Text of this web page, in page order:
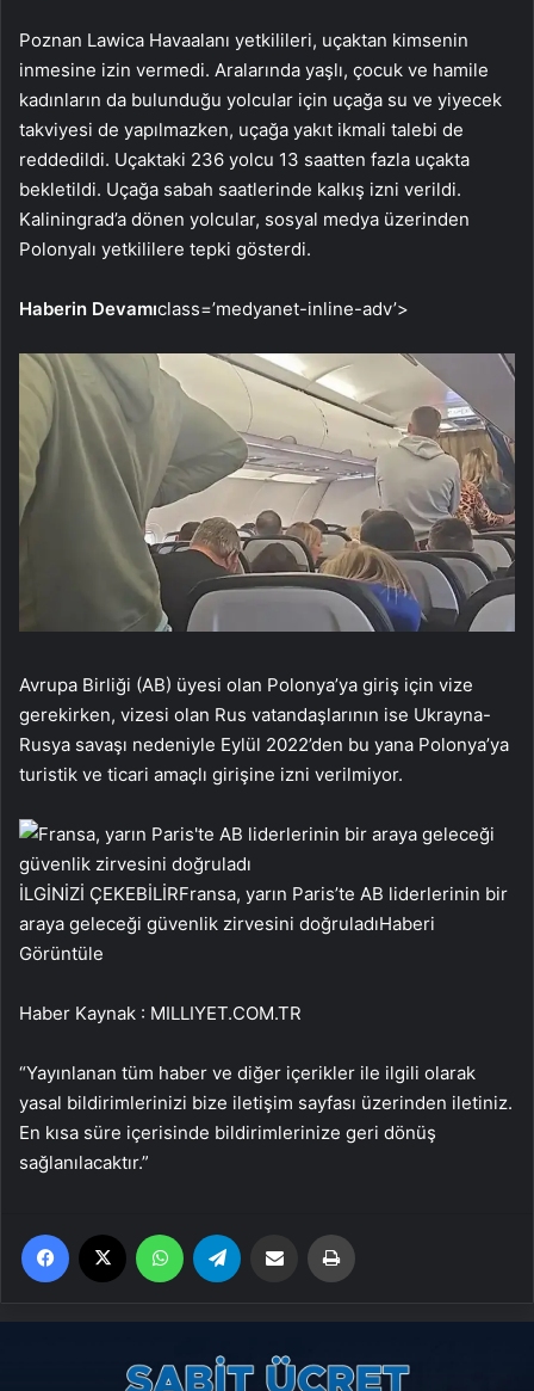
Poznan Lawica Havaalanı yetkilileri, uçaktan kimsenin
inmesine izin vermedi. Aralarında yaşlı, çocuk ve hamile
kadınların da bulunduğu yolcular için uçağa su ve yiyecek
takviyesi de yapılmazken, uçağa yakıt ikmali talebi de
reddedildi. Uçaktaki 236 yolcu 13 saatten fazla uçakta
bekletildi. Uçağa sabah saatlerinde kalkış izni verildi.
Kaliningrad’a dönen yolcular, sosyal medya üzerinden
Polonyalı yetkililere tepki gösterdi.
Haberin Devamıclass=’medyanet-inline-adv’>
Avrupa Birliği (AB) üyesi olan Polonya’ya giriş için vize
gerekirken, vizesi olan Rus vatandaşlarının ise Ukrayna-
Rusya savaşı nedeniyle Eylül 2022’den bu yana Polonya’ya
turistik ve ticari amaçlı girişine izni verilmiyor.
İLGİNİZİ ÇEKEBİLİRFransa, yarın Paris’te AB liderlerinin bir
araya geleceği güvenlik zirvesini doğruladıHaberi
Görüntüle
Haber Kaynak : MILLIYET.COM.TR
“Yayınlanan tüm haber ve diğer içerikler ile ilgili olarak
yasal bildirimlerinizi bize iletişim sayfası üzerinden iletiniz.
En kısa süre içerisinde bildirimlerinize geri dönüş
sağlanılacaktır.”
Facebook WhatsApp Email'den paylaş